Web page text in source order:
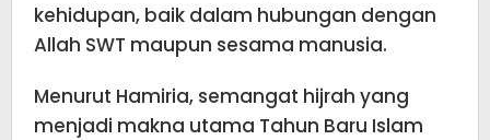
kehidupan, baik dalam hubungan dengan
Allah SWT maupun sesama manusia.
Menurut Hamiria, semangat hijrah yang
menjadi makna utama Tahun Baru Islam